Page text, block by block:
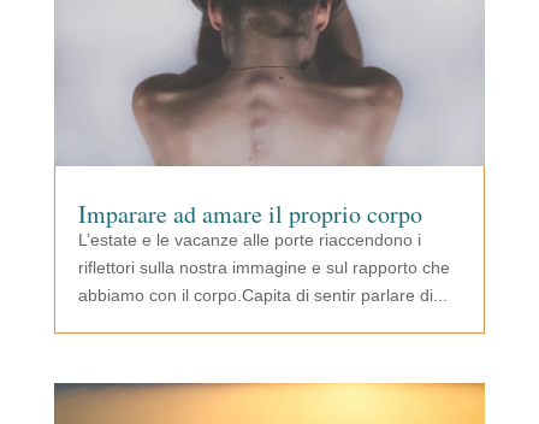
Imparare ad amare il proprio corpo
L’estate e le vacanze alle porte riaccendono i
riflettori sulla nostra immagine e sul rapporto che
abbiamo con il corpo.Capita di sentir parlare di...